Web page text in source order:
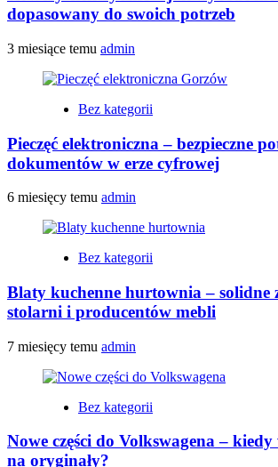
dopasowany do swoich potrzeb
3 miesiące temu admin
Bez kategorii
Pieczęć elektroniczna – bezpieczne
dokumentów w erze cyfrowej
6 miesięcy temu admin
Bez kategorii
Blaty kuchenne hurtownia – solidne
stolarni i producentów mebli
7 miesięcy temu admin
Bez kategorii
Nowe części do Volkswagena –
na oryginały?